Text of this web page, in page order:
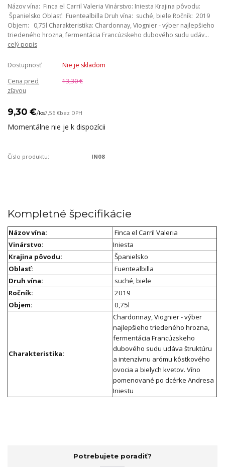
Názov vína: Finca el Carril Valeria Vinárstvo: Iniesta Krajina pôvodu:
Španielsko Oblasť: Fuentealbilla Druh vína: suché, biele Ročník: 2019
Objem: 0,75l Charakteristika: Chardonnay, Viognier - výber najlepšieho
triedeného hrozna, fermentácia Francúzskeho dubového sudu udáv...
celý popis
Dostupnosť
Nie je skladom
Cena pred
zľavou
13,30 €
9,30 €/ks7,56 €bez DPH
Momentálne nie je k dispozícii
Číslo produktu: IN08
Kompletné špecifikácie
Názov vína:
Finca el Carril Valeria
Vinárstvo:
Iniesta
Krajina pôvodu:
Španielsko
Oblasť:
Fuentealbilla
Druh vína:
suché, biele
Ročník:
2019
Objem:
0,75l
Charakteristika:
Chardonnay, Viognier - výber
najlepšieho triedeného hrozna,
fermentácia Francúzskeho
dubového sudu udáva štruktúru
a intenzívnu arómu kôstkového
ovocia a bielych kvetov. Víno
pomenované po dcérke Andresa
Iniestu
Potrebujete poradiť?